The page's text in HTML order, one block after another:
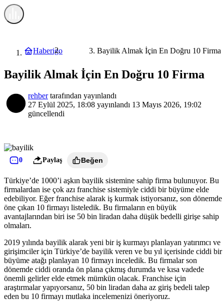
Haberigo Rehber Bayilik Almak İçin En Doğru 10 Firma
Bayilik Almak İçin En Doğru 10 Firma
rehbertarafından yayınlandı
27 Eylül 2025, 18:08 yayınlandı 13 Mayıs 2026, 19:02
güncellendi
0 Paylaş Beğen
Türkiye’de 1000’i aşkın bayilik sistemine sahip firma bulunuyor. Bu
firmalardan ise çok azı franchise sistemiyle ciddi bir büyüme elde
edebiliyor. Eğer franchise alarak iş kurmak istiyorsanız, son dönemde
öne çıkan 10 firmayı listeledik. Bu firmaların en büyük
avantajlarından biri ise 50 bin liradan daha düşük bedelli girişe sahip
olmaları.
2019 yılında bayilik alarak yeni bir iş kurmayı planlayan yatırımcı ve
girişimciler için Türkiye’de bayilik veren ve bu yıl içerisinde ciddi bir
büyüme atağı planlayan 10 firmayı inceledik. Bu firmalar son
dönemde ciddi oranda ön plana çıkmış durumda ve kısa vadede
önemli gelirler elde etmek mümkün olacak. Franchise için
araştırmalar yapıyorsanız, 50 bin liradan daha az giriş bedeli talep
eden bu 10 firmayı mutlaka incelemenizi öneriyoruz.